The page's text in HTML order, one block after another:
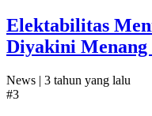
Elektabilitas
Diyakini
News | 3 tahun yang lalu
#3